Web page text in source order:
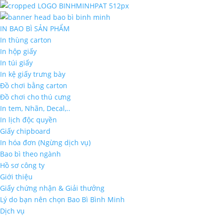
IN BAO BÌ SẢN PHẨM
In thùng carton
In hộp giấy
In túi giấy
In kệ giấy trưng bày
Đồ chơi bằng carton
Đồ chơi cho thú cưng
In tem, Nhãn, Decal,..
In lịch độc quyền
Giấy chipboard
In hóa đơn (Ngừng dịch vụ)
Bao bì theo ngành
Hồ sơ công ty
Giới thiệu
Giấy chứng nhận & Giải thưởng
Lý do bạn nên chọn Bao Bì Bình Minh
Dịch vụ